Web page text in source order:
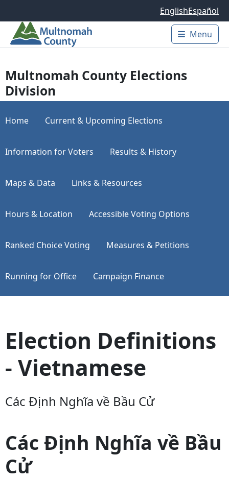
EnglishEspañol
Main
Menu
Multnomah County Elections
Division
Home Current & Upcoming Elections
Information for Voters Results & History
Maps & Data Links & Resources
Hours & Location Accessible Voting Options
Ranked Choice Voting Measures & Petitions
Running for Office Campaign Finance
Election Definitions
- Vietnamese
Các Định Nghĩa về Bầu Cử
Các Định Nghĩa về Bầu
Cử